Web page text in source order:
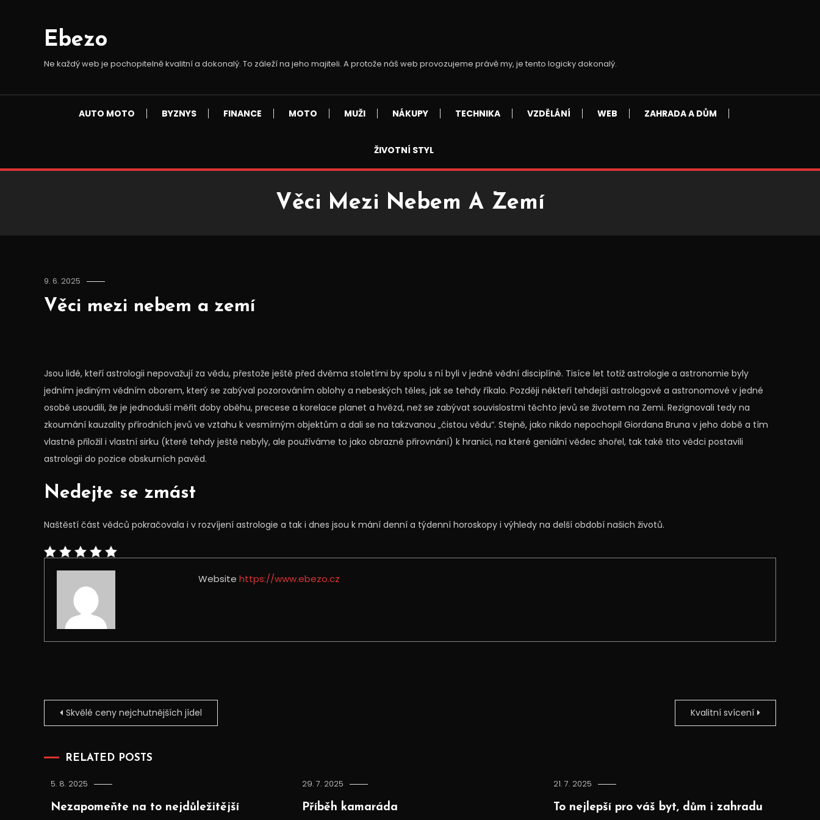
Ebezo
Ne každý web je pochopitelně kvalitní a dokonalý. To záleží na jeho majiteli. A protože náš web provozujeme právě my, je tento logicky dokonalý.
AUTO MOTO BYZNYS FINANCE MOTO MUŽI NÁKUPY TECHNIKA VZDĚLÁNÍ WEB ZAHRADA A DŮM
ŽIVOTNÍ STYL
Věci Mezi Nebem A Zemí
9. 6. 2025
Věci mezi nebem a zemí
Jsou lidé, kteří astrologii nepovažují za vědu, přestože ještě před dvěma stoletími by spolu s ní byli v jedné vědní disciplíně. Tisíce let totiž astrologie a astronomie byly
jedním jediným vědním oborem, který se zabýval pozorováním oblohy a nebeských těles, jak se tehdy říkalo. Později někteří tehdejší astrologové a astronomové v jedné
osobě usoudili, že je jednoduší měřit doby oběhu, precese a korelace planet a hvězd, než se zabývat souvislostmi těchto jevů se životem na Zemi. Rezignovali tedy na
zkoumání kauzality přírodních jevů ve vztahu k vesmírným objektům a dali se na takzvanou „čistou vědu“. Stejně, jako nikdo nepochopil Giordana Bruna v jeho době a tím
vlastně přiložil i vlastní sirku (které tehdy ještě nebyly, ale používáme to jako obrazné přirovnání) k hranici, na které geniální vědec shořel, tak také tito vědci postavili
astrologii do pozice obskurních pavěd.
Nedejte se zmást
Naštěstí část vědců pokračovala i v rozvíjení astrologie a tak i dnes jsou k mání denní a týdenní horoskopy i výhledy na delší období našich životů.
Website https://www.ebezo.cz
Navigace
Skvělé ceny nejchutnějších jídel Kvalitní svícení
RELATED POSTS
5. 8. 2025
Nezapomeňte na to nejdůležitější
29. 7. 2025
Příběh kamaráda
21. 7. 2025
To nejlepší pro váš byt, dům i zahradu